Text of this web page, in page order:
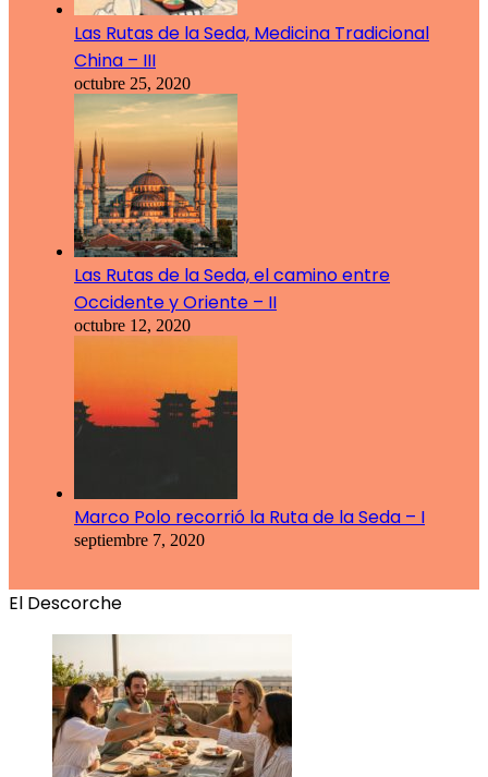
Las Rutas de la Seda, Medicina Tradicional
China – III
octubre 25, 2020
Las Rutas de la Seda, el camino entre
Occidente y Oriente – II
octubre 12, 2020
Marco Polo recorrió la Ruta de la Seda – I
septiembre 7, 2020
El Descorche